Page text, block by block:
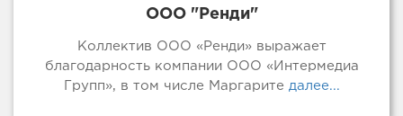
ООО "Ренди"
Коллектив ООО «Ренди» выражает
благодарность компании ООО «Интермедиа
Групп», в том числе Маргарите далее...